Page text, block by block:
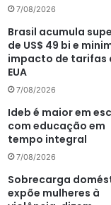
7/08/2026
Brasil acumula
de US$ 49 bi e
impacto de tarifas
EUA
7/08/2026
Ideb é maior em
com educação em
tempo integral
7/08/2026
Sobrecarga
expõe mulheres à